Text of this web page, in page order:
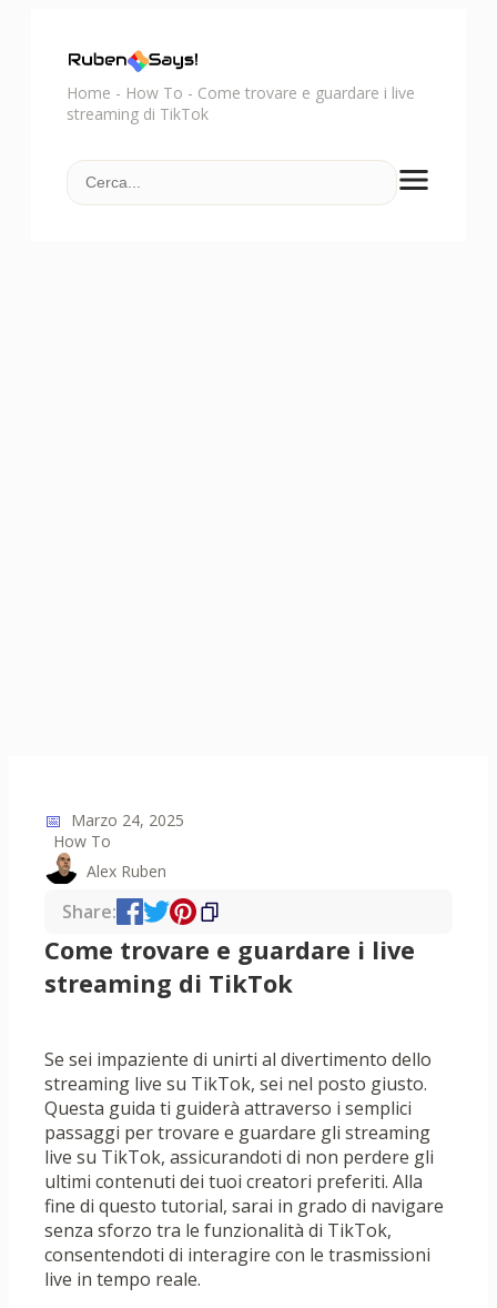
Home - How To - Come trovare e guardare i live
streaming di TikTok
📅 Marzo 24, 2025
How To
Alex Ruben
Share:
Come trovare e guardare i live
streaming di TikTok
Se sei impaziente di unirti al divertimento dello
streaming live su TikTok, sei nel posto giusto.
Questa guida ti guiderà attraverso i semplici
passaggi per trovare e guardare gli streaming
live su TikTok, assicurandoti di non perdere gli
ultimi contenuti dei tuoi creatori preferiti. Alla
fine di questo tutorial, sarai in grado di navigare
senza sforzo tra le funzionalità di TikTok,
consentendoti di interagire con le trasmissioni
live in tempo reale.